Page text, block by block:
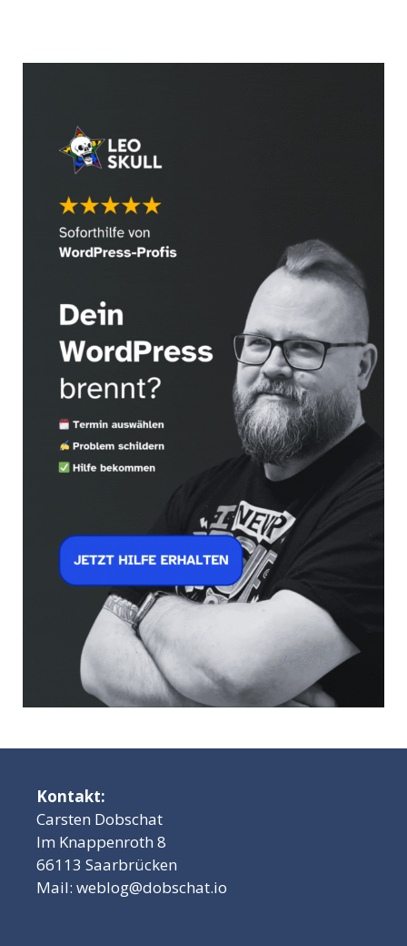
Kontakt:
Carsten Dobschat
Im Knappenroth 8
66113 Saarbrücken
Mail: weblog@dobschat.io